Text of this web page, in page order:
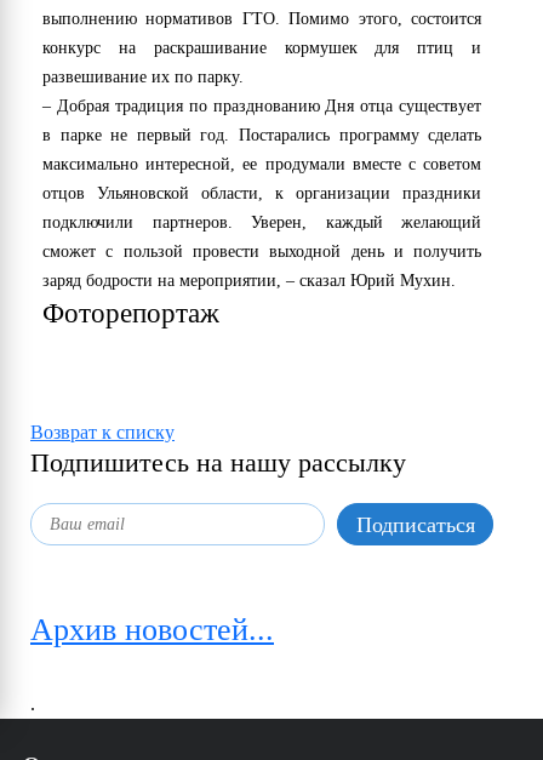
выполнению нормативов ГТО. Помимо этого, состоится
конкурс на раскрашивание кормушек для птиц и
развешивание их по парку.
– Добрая традиция по празднованию Дня отца существует
в парке не первый год. Постарались программу сделать
максимально интересной, ее продумали вместе с советом
отцов Ульяновской области, к организации праздники
подключили партнеров. Уверен, каждый желающий
сможет с пользой провести выходной день и получить
заряд бодрости на мероприятии, – сказал Юрий Мухин.
Фоторепортаж
Возврат к списку
Подпишитесь на нашу рассылку
Архив новостей...
.